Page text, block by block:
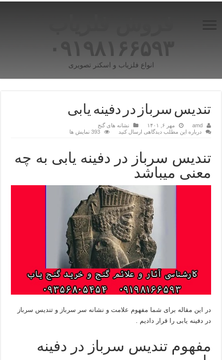
۰۹۱۹۸۱۶۶۵۹۳
انواع فلزیاب و اسکنر تصویری
تندیس سرباز در دفینه یابی
amd مهر ۶, ۱۴۰۱
نشانه های گنج
درباره این مطلب دیدگاهی ارسال کنید
393 نمایش ها
تندیس سرباز در دفینه یابی به چه
معنی میباشد
در این مقاله برای شما مفهوم علامت و نشانه سر سرباز و تندیس سرباز
در دفینه یابی را قرار دادیم .
مفهوم تندیس سرباز در دفینه